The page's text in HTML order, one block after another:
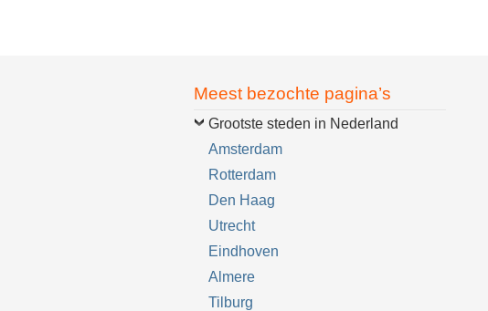
Meest bezochte pagina’s
Grootste steden in Nederland
Amsterdam
Rotterdam
Den Haag
Utrecht
Eindhoven
Almere
Tilburg